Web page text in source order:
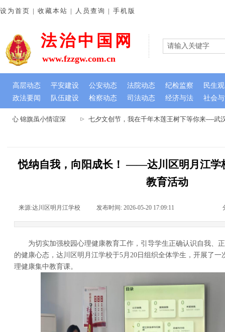
心 锦旗虽小情谊深 七夕文创节，我在千年木莲王树下等你来----武汉
法治中国网
政法要闻 队伍建设 检察动态 司法动态 经济与法 社会
设为首页 | 收藏本站 | 人员查询 | 手机版
www.fzzgw.com.cn
高层动态 平安建设 公安动态 法院动态 纪检监察 民生
悦纳自我，向阳成长！ ——达川区明月江学
教育活动
来源:达川区明月江学校 发布时间: 2026-05-20 17:09:11
为切实加强校园心理健康教育工作，引导学生正确认识自我、
的健康心态，达川区明月江学校于5月20日组织全体学生，开展了一
理健康集中教育课。